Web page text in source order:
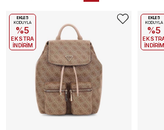
EKLE5
KODUYLA
%5
EKSTRA
İNDİRİM
EKLE5
KODUYLA
%5
İNDİRİM